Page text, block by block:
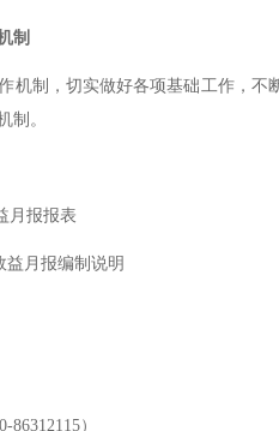
制
机制，切实做好各项基础工作，不
制。
月报报表
益月报编制说明
86312115）